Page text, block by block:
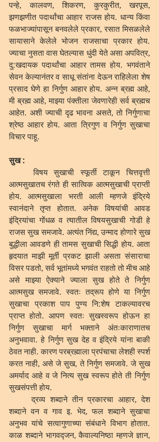
पन्हे, कालवण, शिकरण, कुरकुरीत, खरपूस,
झणझणीत पदार्थांचा आहार राजस होय. धान्य किंवा
फळभाज्यांपासून बनवलेले प्रकार, रसात मिसळलेले
सायासाने केलेले भोजन राजसाचा प्रकार होय.
ज्याचा नुसता वास घेतल्यास धुंदी येते असा अपवित्र,
दु:खदायक पदार्थांचा आहार तामस होय. भगवंताने
सेवन केल्यानंतर व साधू संतांना देऊन राहिलेला शेष
प्रसाद घेणे हा निर्गुण आहार होय. अन्न ब्रह्म आहे,
मी ब्रह्म आहे, माझ्या पंक्तीला जेवणारेही सर्व ब्रह्मच
आहेत. अशी ज्याची दृढ भावना असते, तो निर्गुणाचा
श्रेष्ठ आहार होय. आता त्रिगुण व निर्गुण सुखाचा
विचार पाहू.
सुख :
	विषय सुखाची स्फूर्ती टाकून चित्तवृत्ती
आत्मसुखातच रंगते ही सात्विक आत्मसुखाची प्राप्ती
होय. आत्मसुखाला भरती आली म्हणजे इंद्रिये
स्वानंदाने तृप्त होतात. अनेक विषयांची आवड
इंद्रियांचा गोंधळ व त्यातील विषयसुखाची गोडी हे
राजस सुख समजावे. अत्यंत निंद्य, उन्माद होणारे सुख
बुद्धीला आवडणे ही तामस सुखाची सिद्धी होय. आता
हृदयात माझी मूर्ती प्रकट झाली असता संसाराचा
विसर पडतो, सर्व भूतांमध्ये भगवंत राहतो तो मीच आहे
असे माझ्या ऐक्याने ज्याला सुख होते ते निर्गुण
आत्मसुख समजावे. स्वतः तद्रूप होणे या निर्गुण
सुखाचा प्रकाश पाप पुण्य नि:शेष टाकल्यावरच
प्राप्त होतो. आपण स्वतः सुखस्वरूप होऊन हा
निर्गुण सुखाचा मार्ग भक्ताने अंतःकाराणातच
अनुभवावा. हे निर्गुण सुख देह व इंद्रिये यांना बाकी
ठेवत नाही. कारण परब्रह्माला प्रपंचाचा लेशही स्पर्श
करत नाही, असे जे सुख, ते निर्गुण समजावे. जे सुख
अमर्याद आहे व जे नित्य सुख स्वरूप होते ती निर्गुण
सुखसंपत्ती होय.
	द्रव्य शब्दाने तीन प्रकारचा आहार, देश
शब्दाने वन व गाव इ. भेद, फल शब्दाने सुखाचा
अनुभव यांचे सत्वागुणाच्या संबंधाने विभाग होतात.
काळ शब्दाने भागवद्जन, कैवाल्यनिष्ठा म्हणजे ज्ञान,